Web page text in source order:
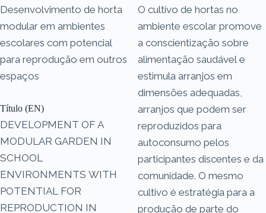
Desenvolvimento de horta
modular em ambientes
escolares com potencial
para reprodução em outros
espaços
Título (EN)
DEVELOPMENT OF A
MODULAR GARDEN IN
SCHOOL
ENVIRONMENTS WITH
POTENTIAL FOR
REPRODUCTION IN
O cultivo de hortas no
ambiente escolar promove
a conscientização sobre
alimentação saudável e
estimula arranjos em
dimensões adequadas,
arranjos que podem ser
reproduzidos para
autoconsumo pelos
participantes discentes e da
comunidade. O mesmo
cultivo é estratégia para a
produção de parte do